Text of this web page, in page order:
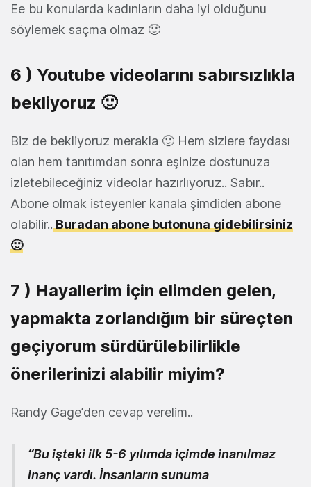
Ee bu konularda kadınların daha iyi olduğunu
söylemek saçma olmaz 🙂
6 ) Youtube videolarını sabırsızlıkla
bekliyoruz 🙂
Biz de bekliyoruz merakla 🙂 Hem sizlere faydası
olan hem tanıtımdan sonra eşinize dostunuza
izletebileceğiniz videolar hazırlıyoruz.. Sabır..
Abone olmak isteyenler kanala şimdiden abone
olabilir.. Buradan abone butonuna gidebilirsiniz
🙂
7 ) Hayallerim için elimden gelen,
yapmakta zorlandığım bir süreçten
geçiyorum sürdürülebilirlikle
önerilerinizi alabilir miyim?
Randy Gage’den cevap verelim..
“Bu işteki ilk 5-6 yılımda içimde inanılmaz
inanç vardı. İnsanların sunuma